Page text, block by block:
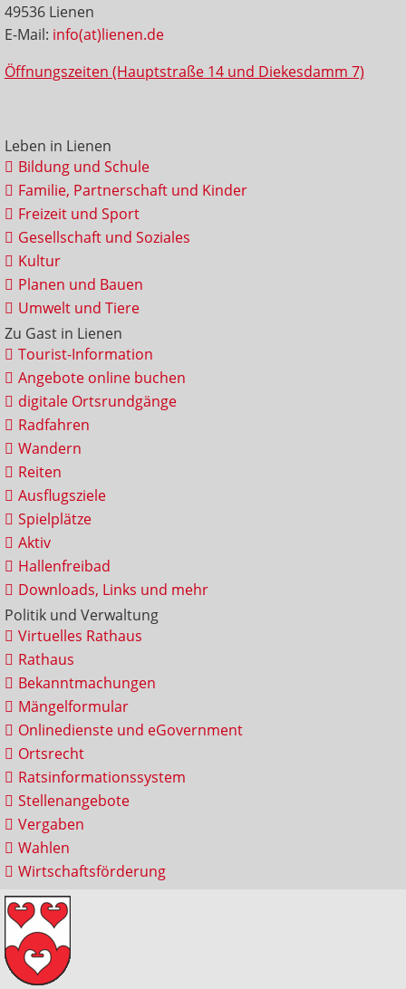
49536 Lienen
E-Mail: info(at)lienen.de
Öffnungszeiten (Hauptstraße 14 und Diekesdamm 7)
Leben in Lienen
Bildung und Schule
Familie, Partnerschaft und Kinder
Freizeit und Sport
Gesellschaft und Soziales
Kultur
Planen und Bauen
Umwelt und Tiere
Zu Gast in Lienen
Tourist-Information
Angebote online buchen
digitale Ortsrundgänge
Radfahren
Wandern
Reiten
Ausflugsziele
Spielplätze
Aktiv
Hallenfreibad
Downloads, Links und mehr
Politik und Verwaltung
Virtuelles Rathaus
Rathaus
Bekanntmachungen
Mängelformular
Onlinedienste und eGovernment
Ortsrecht
Ratsinformationssystem
Stellenangebote
Vergaben
Wahlen
Wirtschaftsförderung